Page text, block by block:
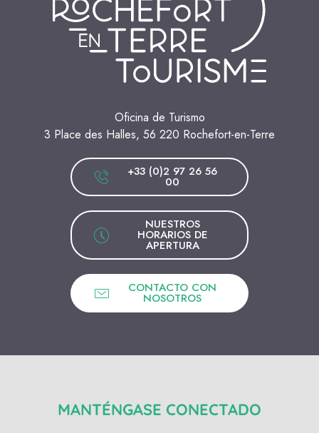
Oficina de Turismo
3 Place des Halles, 56 220 Rochefort-en-Terre
+33 (0)2 97 26 56
00
NUESTROS
HORARIOS DE
APERTURA
CONTACTO CON
NOSOTROS
MANTÉNGASE CONECTADO